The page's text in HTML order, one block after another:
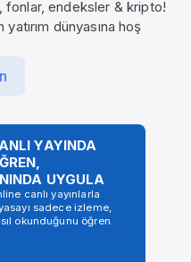
fonlar, endeksler & kripto!
dünyasına hoş
YAYINDA
UYGULA
canlı yayınlarla
sadece izleme,
okunduğunu öğren.